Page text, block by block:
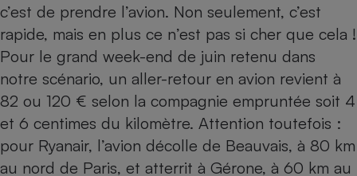
c’est de prendre l’avion. Non seulement, c’est
rapide, mais en plus ce n’est pas si cher que cela !
Pour le grand week-end de juin retenu dans
notre scénario, un aller-retour en avion revient à
82 ou 120 € selon la compagnie empruntée soit 4
et 6 centimes du kilomètre. Attention toutefois :
pour Ryanair, l’avion décolle de Beauvais, à 80 km
au nord de Paris, et atterrit à Gérone, à 60 km au